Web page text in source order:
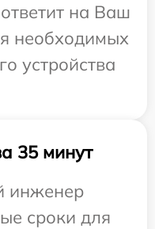
на Ваш
необходимых
устройства
35 минут
инженер
сроки для